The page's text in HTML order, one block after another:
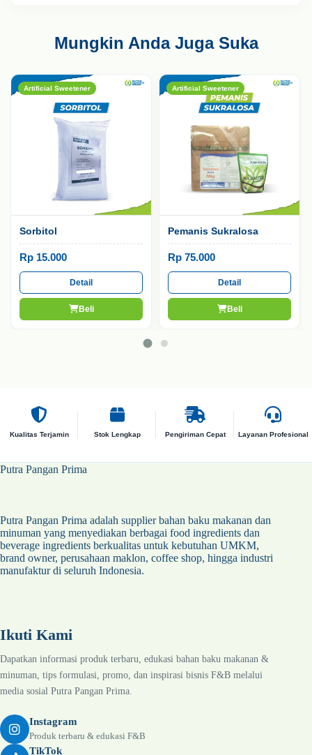
Mungkin Anda Juga Suka
Artificial Sweetener
Sorbitol
Rp 15.000
Detail
Beli
Artificial Sweetener
Pemanis Sukralosa
Rp 75.000
Detail
Beli
Kualitas Terjamin Stok Lengkap Pengiriman Cepat Layanan Profesional
Putra Pangan Prima
Putra Pangan Prima adalah supplier bahan baku makanan dan
minuman yang menyediakan berbagai food ingredients dan
beverage ingredients berkualitas untuk kebutuhan UMKM,
brand owner, perusahaan maklon, coffee shop, hingga industri
manufaktur di seluruh Indonesia.
Ikuti Kami
Dapatkan informasi produk terbaru, edukasi bahan baku makanan &
minuman, tips formulasi, promo, dan inspirasi bisnis F&B melalui
media sosial Putra Pangan Prima.
Instagram
Produk terbaru & edukasi F&B
TikTok